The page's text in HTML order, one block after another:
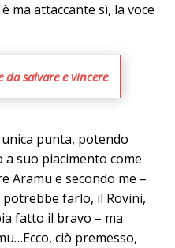
ma attaccante sì, la voce
salvare e vincere
punta, potendo
suo piacimento come
Aramu e secondo me –
farlo, il Rovini,
fatto il bravo – ma
ciò premesso,